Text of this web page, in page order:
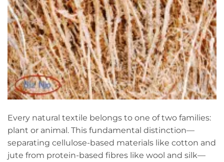
Every natural textile belongs to one of two families:
plant or animal. This fundamental distinction—
separating cellulose-based materials like cotton and
jute from protein-based fibres like wool and silk—